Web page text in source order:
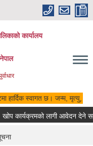
कार्यालय
हार्दिक स्वागत छ। जन्म, मृत्यु,
खोप कार्यक्रमको लागी आवेदन देने